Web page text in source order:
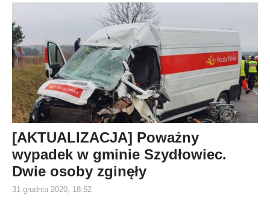
[AKTUALIZACJA] Poważny
wypadek w gminie Szydłowiec.
Dwie osoby zginęły
31 grudnia 2020, 18:52